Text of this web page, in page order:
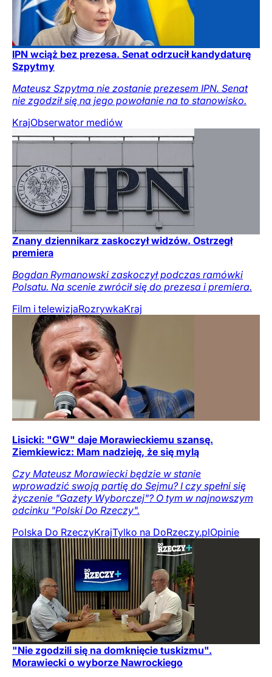
IPN wciąż bez prezesa. Senat odrzucił kandydaturę
Szpytmy
Mateusz Szpytma nie zostanie prezesem IPN. Senat
nie zgodził się na jego powołanie na to stanowisko.
KrajObserwator mediów
Znany dziennikarz zaskoczył widzów. Ostrzegł
premiera
Bogdan Rymanowski zaskoczył podczas ramówki
Polsatu. Na scenie zwrócił się do prezesa i premiera.
Film i telewizjaRozrywkaKraj
Lisicki: "GW" daje Morawieckiemu szansę.
Ziemkiewicz: Mam nadzieję, że się mylą
Czy Mateusz Morawiecki będzie w stanie
wprowadzić swoją partię do Sejmu? I czy spełni się
życzenie "Gazety Wyborczej"? O tym w najnowszym
odcinku "Polski Do Rzeczy".
Polska Do RzeczyKrajTylko na DoRzeczy.plOpinie
"Nie zgodzili się na domknięcie tuskizmu".
Morawiecki o wyborze Nawrockiego